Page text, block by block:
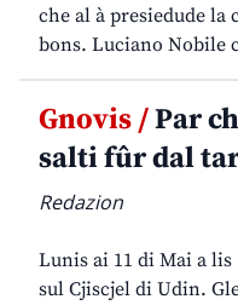
che al à presiedude la
bons. Luciano Nobile
Gnovis /Par
salti fûr dal
Redazion
Lunis ai 11 di Mai a lis
sul Cjiscjel di Udin.